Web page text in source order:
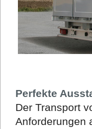
Perfekte
Der Transport
Anforderungen